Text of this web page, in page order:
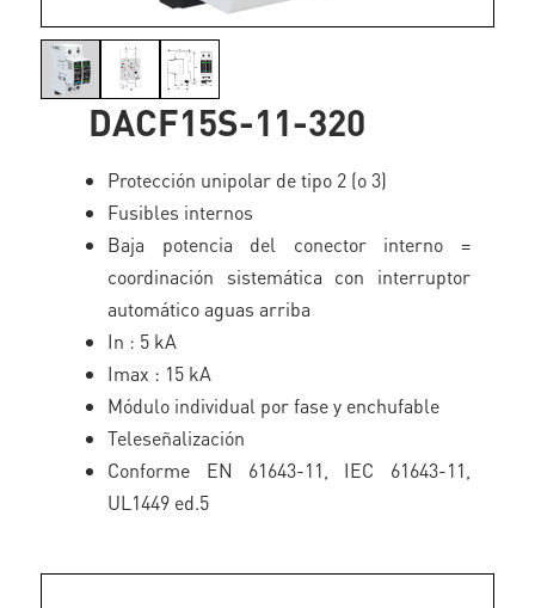
DACF15S-11-320
Protección unipolar de tipo 2 (o 3)
Fusibles internos
Baja potencia del conector interno =
coordinación sistemática con interruptor
automático aguas arriba
In : 5 kA
Imax : 15 kA
Módulo individual por fase y enchufable
Teleseñalización
Conforme EN 61643-11, IEC 61643-11,
UL1449 ed.5